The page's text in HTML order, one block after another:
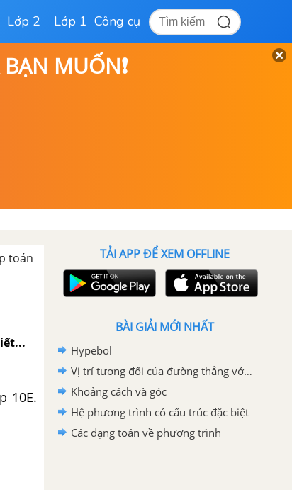
Lớp 2 Lớp 1 Công cụ
MUỐN❗
toán
10E.
TẢI APP ĐỂ XEM OFFLINE
BÀI GIẢI MỚI NHẤT
Hypebol
Vị trí tương đối của đường thẳng với đường thẳng
Khoảng cách và góc
Hệ phương trình có cấu trúc đặc biệt
Các dạng toán về phương trình